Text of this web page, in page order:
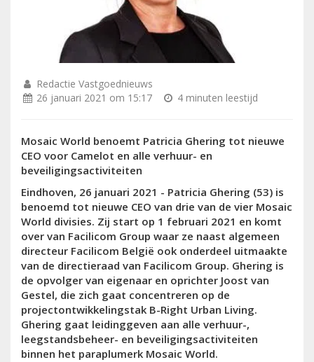
Redactie Vastgoednieuws
26 januari 2021 om 15:17
4 minuten leestijd
Mosaic World benoemt Patricia Ghering tot nieuwe
CEO voor Camelot en alle verhuur- en
beveiligingsactiviteiten
Eindhoven, 26 januari 2021 - Patricia Ghering (53) is
benoemd tot nieuwe CEO van drie van de vier Mosaic
World divisies. Zij start op 1 februari 2021 en komt
over van Facilicom Group waar ze naast algemeen
directeur Facilicom België ook onderdeel uitmaakte
van de directieraad van Facilicom Group. Ghering is
de opvolger van eigenaar en oprichter Joost van
Gestel, die zich gaat concentreren op de
projectontwikkelingstak B-Right Urban Living.
Ghering gaat leidinggeven aan alle verhuur-,
leegstandsbeheer- en beveiligingsactiviteiten
binnen het paraplumerk Mosaic World.